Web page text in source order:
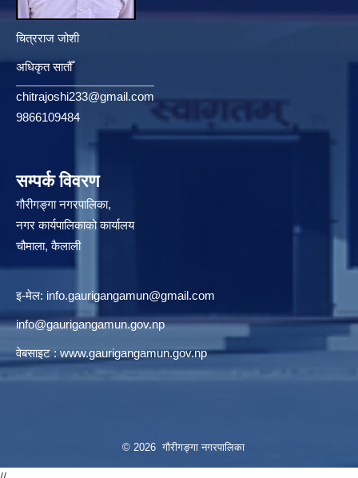
चित्रराज जोशी
अधिकृत सातौँ
chitrajoshi233@gmail.com
9866109484
सम्पर्क विवरण
गौरीगङ्गा नगरपालिका,
नगर कार्यपालिकाको कार्यालय
चौमाला, कैलाली
इ-मेल: info.gaurigangamun@gmail.com
info@gaurigangamun.gov.np
वेबसाइट :www.gaurigangamun.gov.np
© 2026 गौरीगङ्गा नगरपालिका